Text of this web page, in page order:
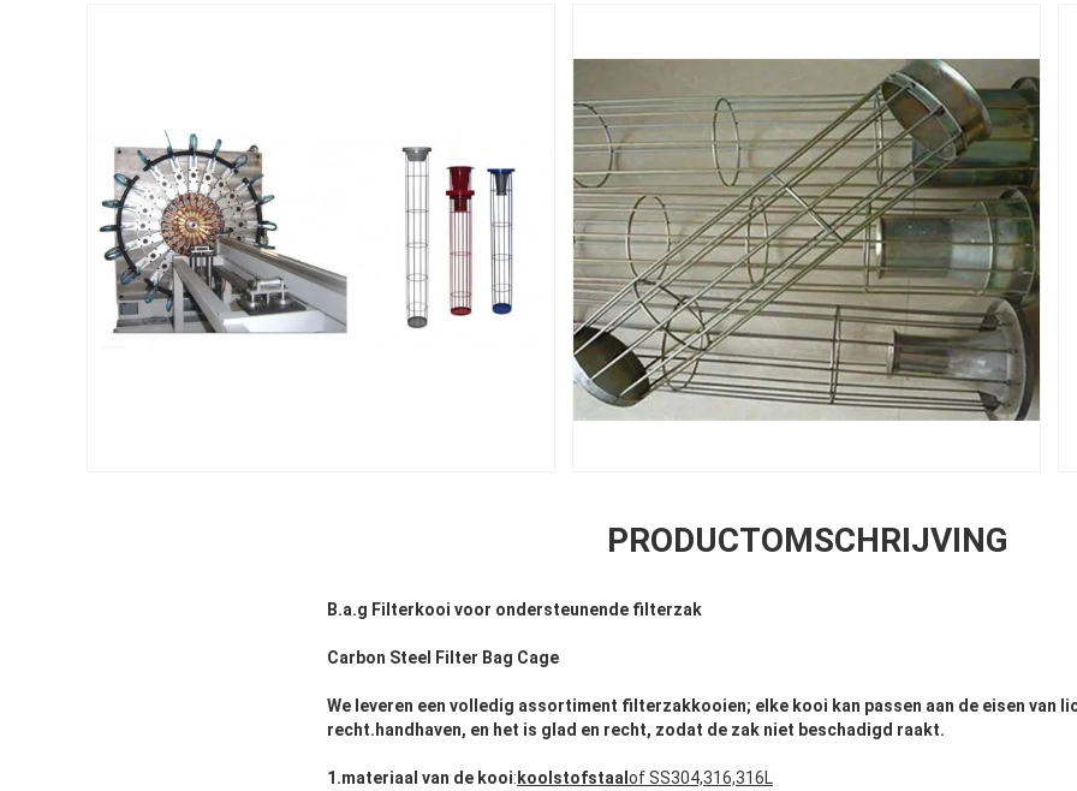
PRODUCTOMSCHRIJVING
B.a.g Filterkooi voor ondersteunende filterzak
Carbon Steel Filter Bag Cage
We leveren een volledig assortiment filterzakkooien; elke kooi kan passen aan de eisen van
recht.handhaven, en het is glad en recht, zodat de zak niet beschadigd raakt.
1.materiaal van de kooi: koolstofstaal of SS304,316,316L